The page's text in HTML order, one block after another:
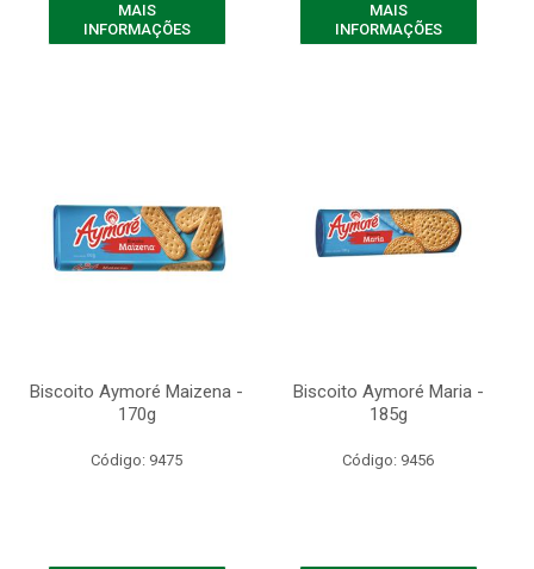
MAIS
INFORMAÇÕES
MAIS
INFORMAÇÕES
Biscoito Aymoré Maizena -
170g
Código: 9475
Biscoito Aymoré Maria -
185g
Código: 9456